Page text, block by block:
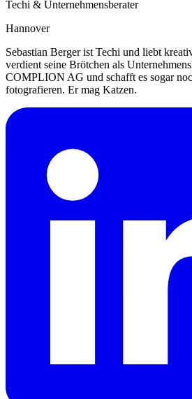
Techi & Unternehmensberater
Hannover
Sebastian Berger ist Techi und liebt
verdient seine Brötchen als
COMPLION AG und schafft es sogar
fotografieren. Er mag Katzen.